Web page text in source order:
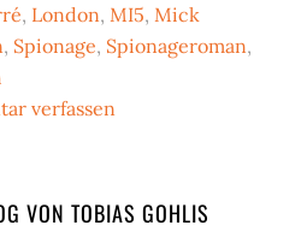
, London, MI5, Mick
, Spionage, Spionageroman,
verfassen
VON TOBIAS GOHLIS